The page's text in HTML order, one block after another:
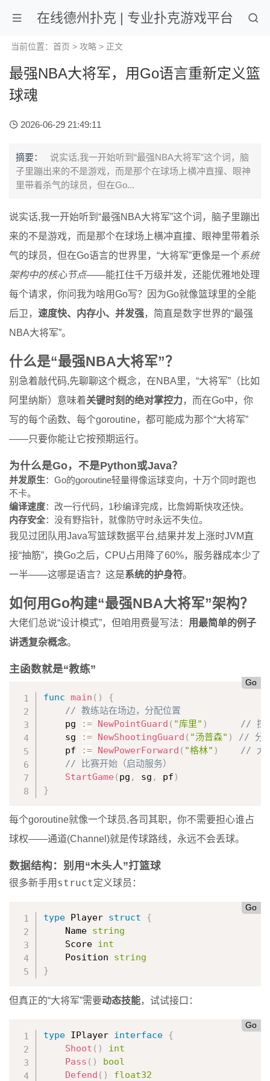
在线德州扑克 | 专业扑克游戏平台
当前位置： 首页 > 攻略 > 正文
最强NBA大将军，用Go语言重新定义篮
球魂
2026-06-29 21:49:11
摘要：
说实话,我一开始听到“最强NBA大将军”这个词，脑
子里蹦出来的不是游戏，而是那个在球场上横冲直撞、眼神
里带着杀气的球员，但在Go...
说实话,我一开始听到“最强NBA大将军”这个词，脑子里蹦出
来的不是游戏，而是那个在球场上横冲直撞、眼神里带着杀
气的球员，但在Go语言的世界里，“大将军”更像是一个系统
架构中的核心节点——能扛住千万级并发，还能优雅地处理
每个请求，你问我为啥用Go写？因为Go就像篮球里的全能
后卫， 速度快、内存小、并发强，简直是数字世界的“最强
NBA大将军”。
什么是“最强NBA大将军”？
别急着敲代码,先聊聊这个概念，在NBA里，“大将军”（比如
阿里纳斯）意味着关键时刻的绝对掌控力，而在Go中，你
写的每个函数、每个goroutine，都可能成为那个“大将军”
——只要你能让它按预期运行。
为什么是Go，不是Python或Java？
并发原生：Go的goroutine轻量得像运球变向，十万个同时跑也
不卡。
编译速度：改一行代码，1秒编译完成，比詹姆斯快攻还快。
内存安全：没有野指针，就像防守时永远不失位。
我见过团队用Java写篮球数据平台,结果并发上涨时JVM直
接“抽筋”，换Go之后，CPU占用降了60%，服务器成本少了
一半——这哪是语言？这是系统的护身符。
如何用Go构建“最强NBA大将军”架构？
大佬们总说“设计模式”，但咱用费曼写法： 用最简单的例子
讲透复杂概念。
主函数就是“教练”
Go
func main ( )
{
// 教练站在场边，分配位置
    pg
:= NewPointGuard ( "库里" )
// 控
    sg
:= NewShootingGuard ( "汤普森" )
// 分
    pf
:= NewPowerForward ( "格林" )
// 大
// 比赛开始（启动服务）
StartGame ( pg , sg , pf )
}
每个goroutine就像一个球员,各司其职，你不需要担心谁占
球权——通道(Channel)就是传球路线，永远不会丢球。
数据结构：别用“木头人”打篮球
很多新手用 struct定义球员：
Go
type Player struct
{
    Name
string
    Score
int
    Position
string
}
但真正的“大将军”需要动态技能，试试接口：
Go
type IPlayer interface {
Shoot ( )
int
Pass ( )
bool
Defend ( ) float32